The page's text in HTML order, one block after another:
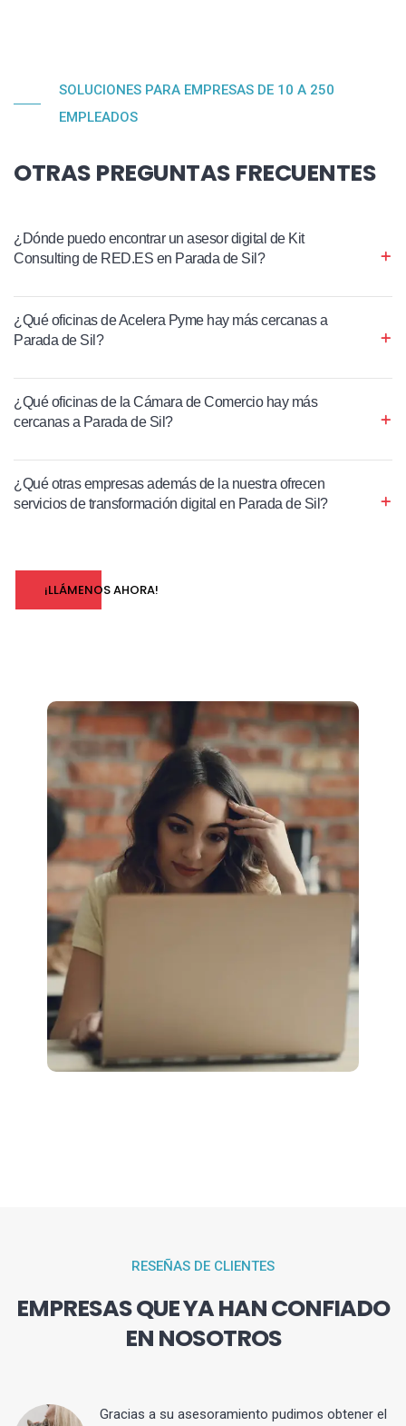
SOLUCIONES PARA EMPRESAS DE 10 A 250
EMPLEADOS
OTRAS PREGUNTAS FRECUENTES
¿Dónde puedo encontrar un asesor digital de Kit
Consulting de RED.ES en Parada de Sil?
¿Qué oficinas de Acelera Pyme hay más cercanas a
Parada de Sil?
¿Qué oficinas de la Cámara de Comercio hay más
cercanas a Parada de Sil?
¿Qué otras empresas además de la nuestra ofrecen
servicios de transformación digital en Parada de Sil?
¡LLÁMENOS AHORA!
RESEÑAS DE CLIENTES
EMPRESAS QUE YA HAN CONFIADO
EN NOSOTROS
Gracias a su asesoramiento pudimos obtener el